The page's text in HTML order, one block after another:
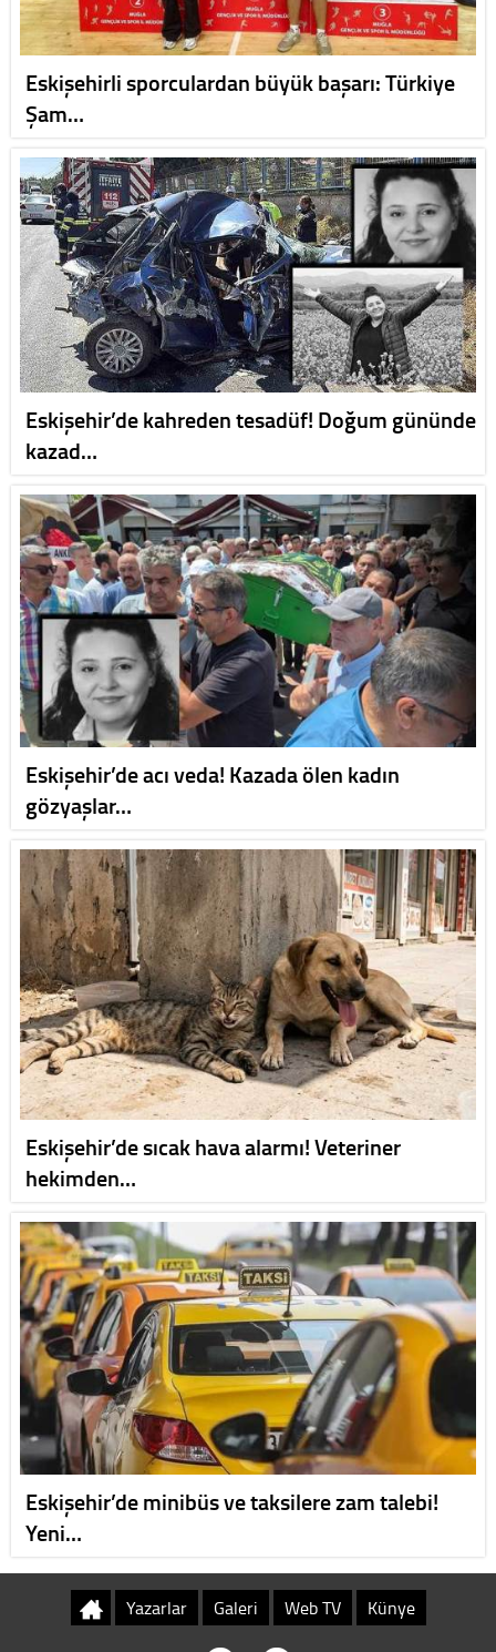
Eskişehirli sporculardan büyük başarı: Türkiye
Şam…
Eskişehir’de kahreden tesadüf! Doğum gününde
kazad…
Eskişehir’de acı veda! Kazada ölen kadın
gözyaşlar…
Eskişehir’de sıcak hava alarmı! Veteriner
hekimden…
Eskişehir’de minibüs ve taksilere zam talebi!
Yeni…
Yazarlar Galeri Web TV Künye